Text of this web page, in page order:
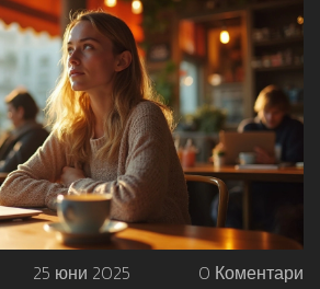
25 юни 2025 0 Коментари